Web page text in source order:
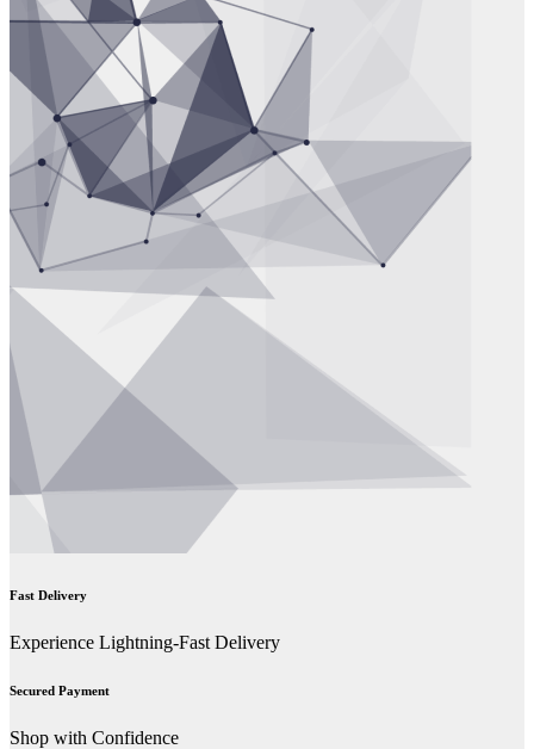
Fast Delivery
Experience Lightning-Fast Delivery
Secured Payment
Shop with Confidence